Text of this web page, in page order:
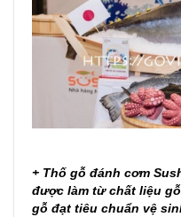
+ Thố gỗ đánh cơm
được làm từ chất liệu
gỗ đạt tiêu chuẩn vệ